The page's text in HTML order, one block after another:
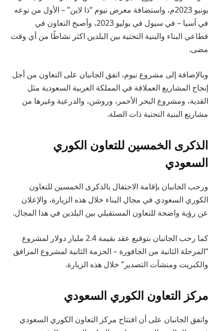
يونيو 2023م، واستضافة معرض نيوم “ذا لاين” – الأول من نوعه
في آسيا – في سيول في يوليو 2023، وأصبح التعاون في
قطاعي البناء والبنية التحتية بين البلدين اكثر نشاطًا من أي وقت
مضى.
وبالإضافة إلى مشروع نيوم، اتفق الجانبان على التعاون من أجل
إنجاح المشاريع العملاقة في المملكة العربية السعودية مثل
القدية، ومشروع البحر الأحمر، وروشن، والدرعية وغيرها من
مشاريع البنية التحتية ذات الصلة.
الذكرى الخمسين للتعاون الكوري
السعودي
ورحب الجانبان بإقامة الاحتفال بالذكرى الخمسين للتعاون
الكوري السعودي في مجال البناء خلال هذه الزيارة، والإعلان
عن رؤية واضحة للتعاون المستقبلي بين البلدين في هذا المجال.
كما رحب الجانبان بتوقيع عقد بقيمة 2.4 مليار دولار لمشروع
“المرحلة الثانية من الجافورة – الحزمة الثانية لمشروع المرافق
والكبريت ومنشآت التصدير” خلال هذه الزيارة.
مركز التعاون الكوري السعودي
واتفق الجانبان على أن افتتاح مركز التعاون الكوري السعودي